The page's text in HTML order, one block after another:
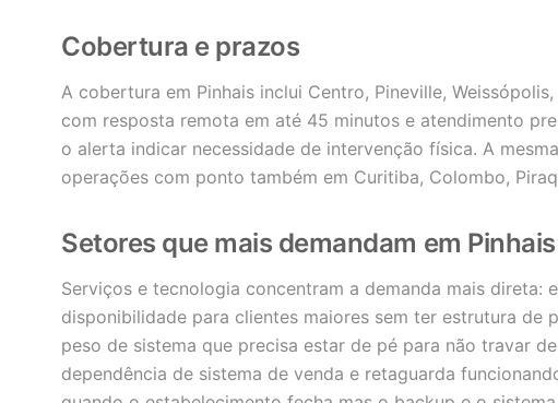
Cobertura e prazos
A cobertura em Pinhais inclui Centro, Pineville,
com resposta remota em até 45 minutos e atendimento
o alerta indicar necessidade de intervenção física. A
operações com ponto também em Curitiba, Colombo,
Setores que mais demandam em Pinhais
Serviços e tecnologia concentram a demanda mais direta:
disponibilidade para clientes maiores sem ter estrutura de
peso de sistema que precisa estar de pé para não travar
dependência de sistema de venda e retaguarda